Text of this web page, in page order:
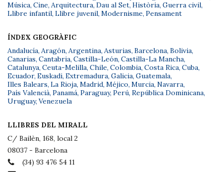
Música, Cine, Arquitectura, Dau al Set, Història, Guerra civil,
Llibre infantil, Llibre juvenil, Modernisme, Pensament
ÍNDEX GEOGRÀFIC
Andalucía, Aragón, Argentina, Asturias, Barcelona, Bolivia,
Canarias, Cantabria, Castilla-León, Castilla-La Mancha,
Catalunya, Ceuta-Melilla, Chile, Colombia, Costa Rica, Cuba,
Ecuador, Euskadi, Extremadura, Galicia, Guatemala,
Illes Balears, La Rioja, Madrid, Méjico, Murcia, Navarra,
País Valencià, Panamá, Paraguay, Perú, República Dominicana,
Uruguay, Venezuela
LLIBRES DEL MIRALL
C/ Bailèn, 168, local 2
08037 - Barcelona
(34) 93 476 54 11